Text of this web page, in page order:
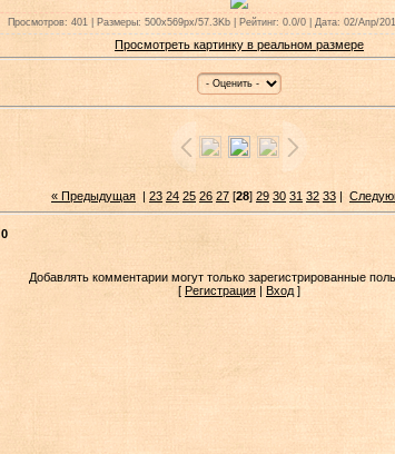
Просмотров: 401 | Размеры: 500x569px/57.3Kb | Рейтинг: 0.0/0 | Дата: 02/Апр/
Просмотреть картинку в реальном размере
« Предыдущая | 23 24 25 26 27 [28] 29 30 31 32 33 |
0
Добавлять комментарии могут только зарегистрированные
[ Регистрация Вход ]